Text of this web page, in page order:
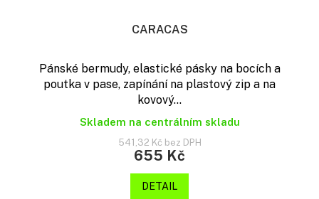
CARACAS
Pánské bermudy, elastické pásky na bocích a
poutka v pase, zapínání na plastový zip a na
kovový...
Skladem na centrálním skladu
541,32 Kč bez DPH
655 Kč
DETAIL